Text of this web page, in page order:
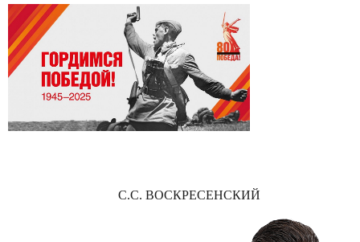
С.С. ВОСКРЕСЕНСКИЙ